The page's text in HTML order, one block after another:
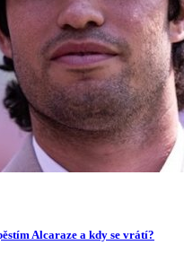
Alcaraze a kdy se vrátí?